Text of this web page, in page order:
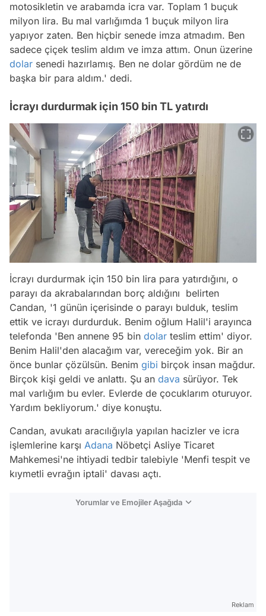
motosikletin ve arabamda icra var. Toplam 1 buçuk
milyon lira. Bu mal varlığımda 1 buçuk milyon lira
yapıyor zaten. Ben hiçbir senede imza atmadım. Ben
sadece çiçek teslim aldım ve imza attım. Onun üzerine
dolar senedi hazırlamış. Ben ne dolar gördüm ne de
başka bir para aldım.' dedi.
İcrayı durdurmak için 150 bin TL yatırdı
İcrayı durdurmak için 150 bin lira para yatırdığını, o
parayı da akrabalarından borç aldığını belirten
Candan, '1 günün içerisinde o parayı bulduk, teslim
ettik ve icrayı durdurduk. Benim oğlum Halil'i arayınca
telefonda 'Ben annene 95 bin dolar teslim ettim' diyor.
Benim Halil'den alacağım var, vereceğim yok. Bir an
önce bunlar çözülsün. Benim gibi birçok insan mağdur.
Birçok kişi geldi ve anlattı. Şu an dava sürüyor. Tek
mal varlığım bu evler. Evlerde de çocuklarım oturuyor.
Yardım bekliyorum.' diye konuştu.
Candan, avukatı aracılığıyla yapılan hacizler ve icra
işlemlerine karşı Adana Nöbetçi Asliye Ticaret
Mahkemesi'ne ihtiyadi tedbir talebiyle 'Menfi tespit ve
kıymetli evrağın iptali' davası açtı.
Yorumlar ve Emojiler Aşağıda
Reklam
Gündem